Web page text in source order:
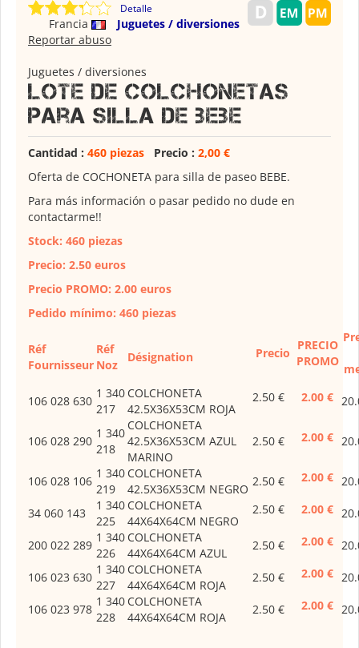
Detalle
Francia
Juguetes / diversiones
Reportar abuso
Juguetes / diversiones
Lote de colchonetas
para silla de bebe
Cantidad : 460 piezas Precio : 2,00 €
Oferta de COCHONETA para silla de paseo BEBE.
Para más información o pasar pedido no dude en
contactarme!!
Stock: 460 piezas
Precio: 2.50 euros
Precio PROMO: 2.00 euros
Pedido mínimo: 460 piezas
Réf
Fournisseur
Réf
Noz
Désignation Precio
PRECIO
PROMO
106 028 630
1 340
217
COLCHONETA
42.5X36X53CM ROJA
2.50 € 2.00 €
106 028 290
1 340
218
COLCHONETA
42.5X36X53CM AZUL
MARINO
2.50 € 2.00 €
106 028 106
1 340
219
COLCHONETA
42.5X36X53CM NEGRO
2.50 € 2.00 €
34 060 143
1 340
225
COLCHONETA
44X64X64CM NEGRO
2.50 € 2.00 €
200 022 289
1 340
226
COLCHONETA
44X64X64CM AZUL
2.50 € 2.00 €
106 023 630
1 340
227
COLCHONETA
44X64X64CM ROJA
2.50 € 2.00 €
106 023 978
1 340
228
COLCHONETA
44X64X64CM ROJA
2.50 € 2.00 €